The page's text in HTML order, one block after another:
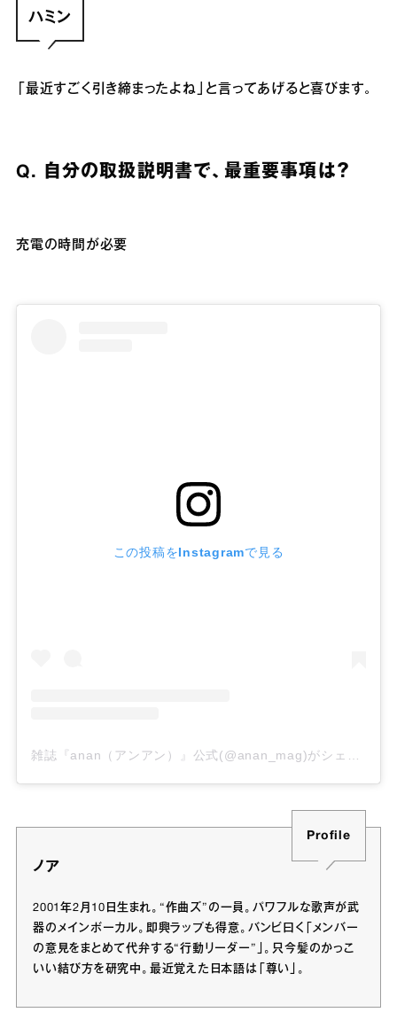
ハミン
「最近すごく引き締まったよね」と言ってあげると喜びます。
Q. 自分の取扱説明書で、最重要事項は？
充電の時間が必要
この投稿をInstagramで見る
Profile
ノア
2001年2月10日生まれ。“作曲ズ”の一員。パワフルな歌声が武
器のメインボーカル。即興ラップも得意。バンビ曰く「メンバー
の意見をまとめて代弁する“行動リーダー”」。只今髪のかっこ
いい結び方を研究中。最近覚えた日本語は「尊い」。